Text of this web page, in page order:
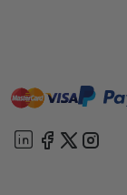
mastervisa paypal